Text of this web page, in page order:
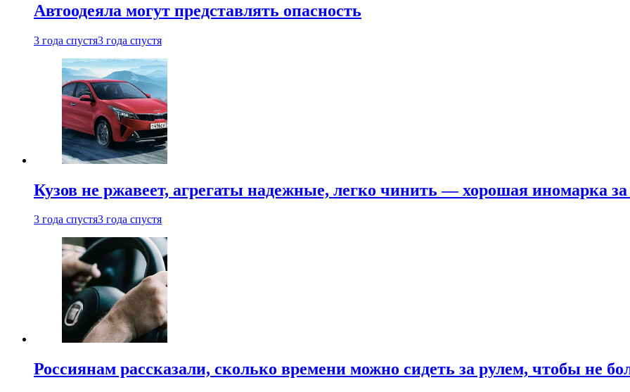
Автоодеяла могут представлять опасность
3 года спустя3 года спустя
Кузов не ржавеет, агрегаты надежные, легко чинить — хорошая иномарка за
3 года спустя3 года спустя
Россиянам рассказали, сколько времени можно сидеть за рулем, чтобы не